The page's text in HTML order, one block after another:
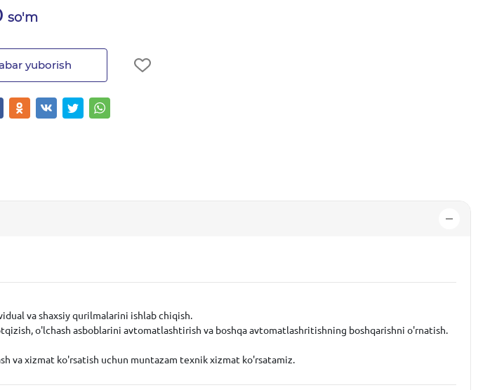
so'm
yuborish
va shaxsiy qurilmalarini ishlab chiqish.
o'lchash asboblarini avtomatlashtirish va boshqa avtomatlashritishning boshqarishni o'rnatish.
va xizmat ko'rsatish uchun muntazam texnik xizmat ko'rsatamiz.